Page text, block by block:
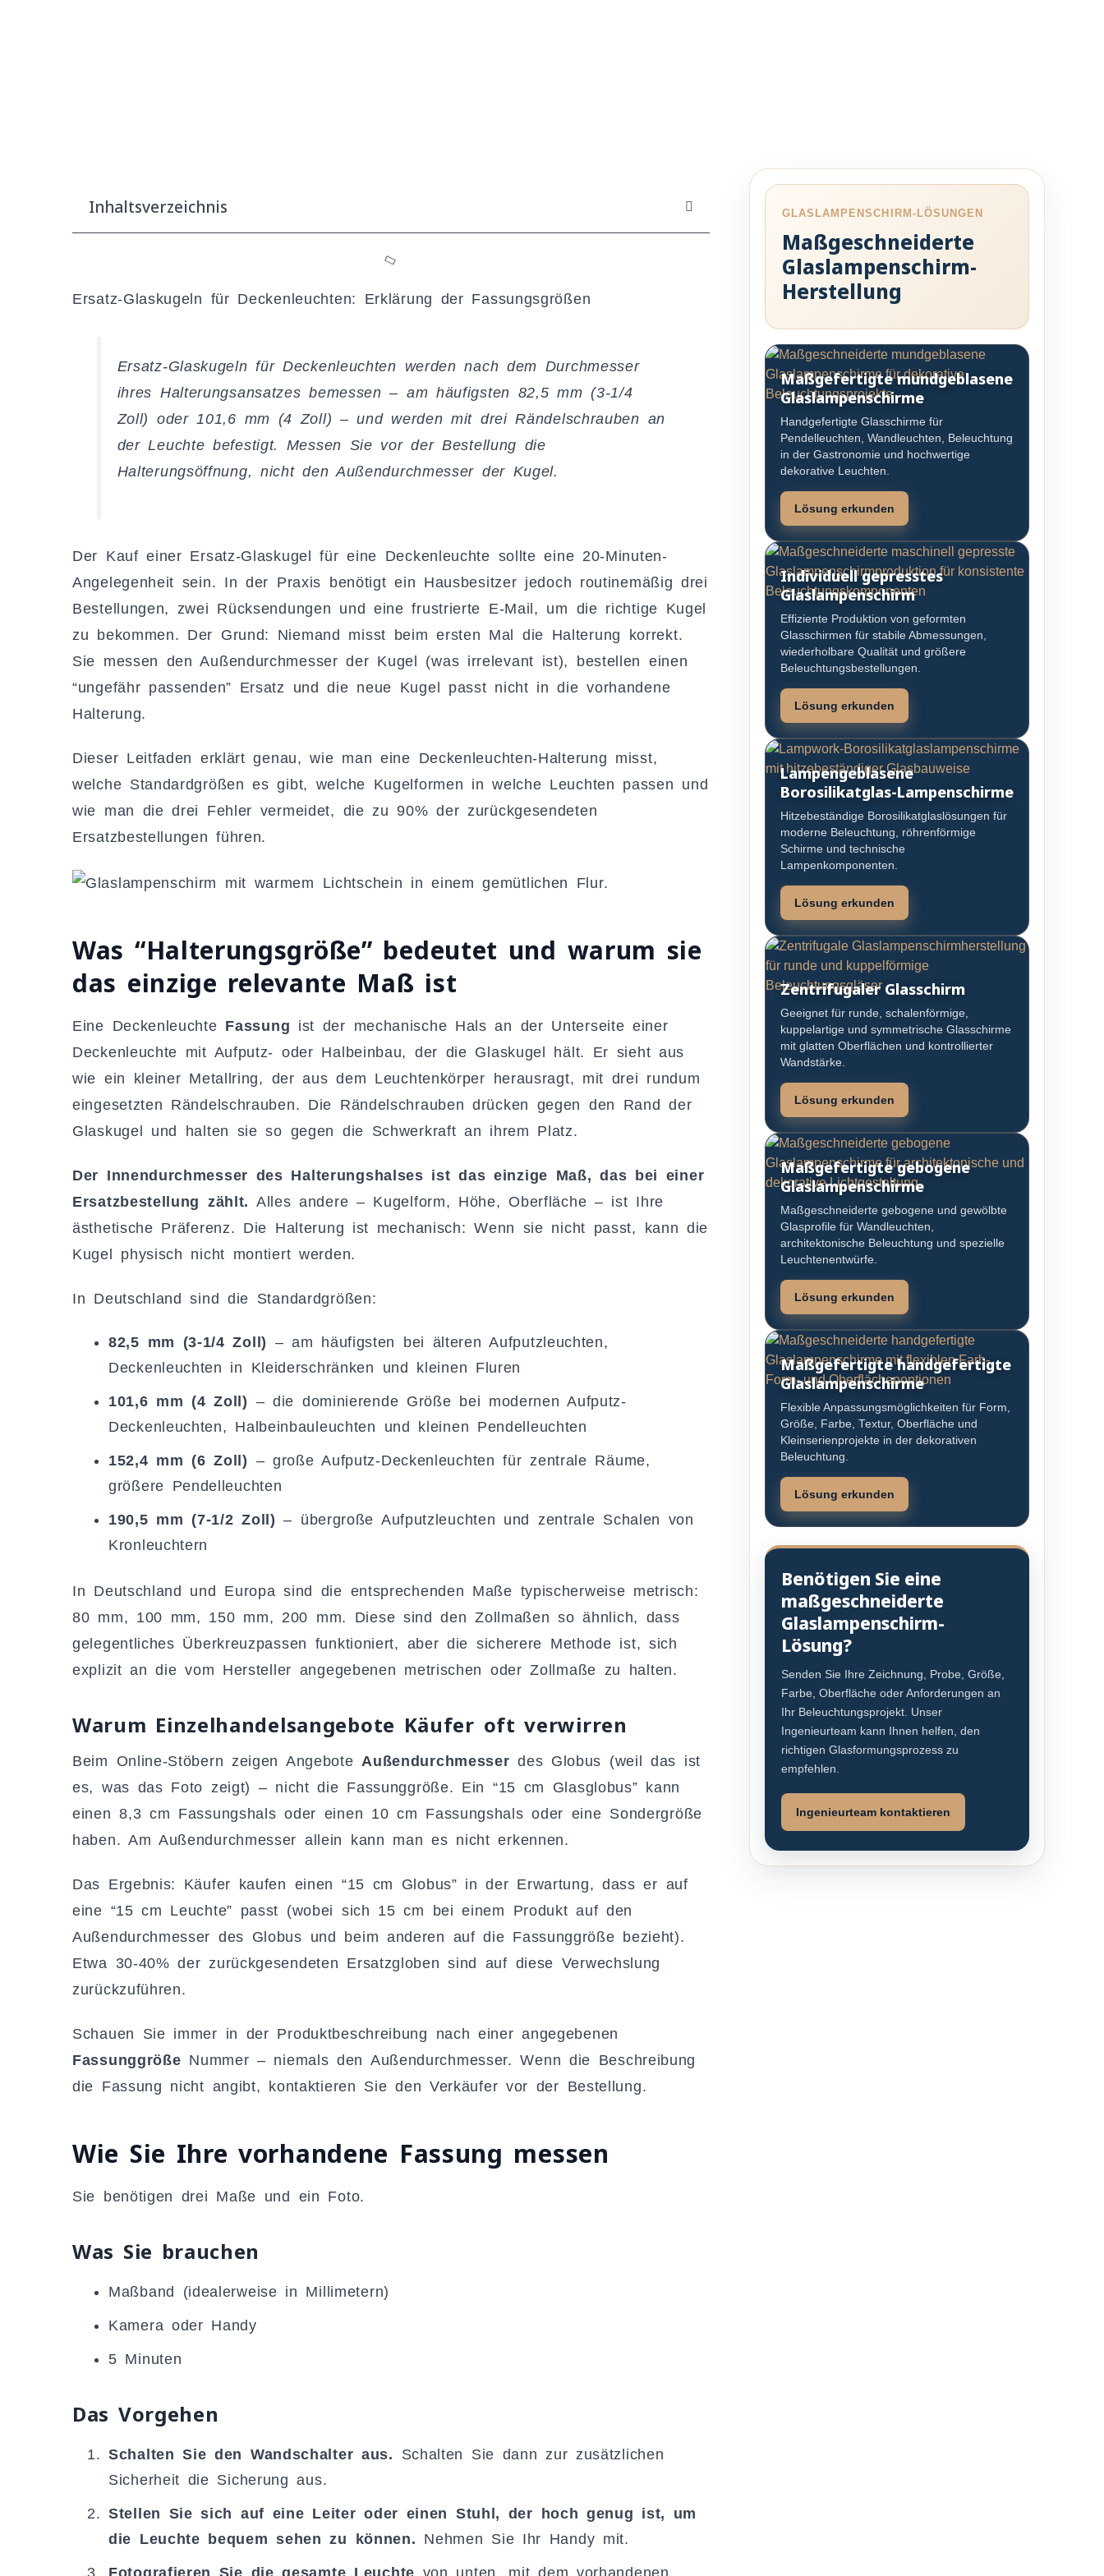
Inhaltsverzeichnis
Ersatz-Glaskugeln für Deckenleuchten: Erklärung der Fassungsgrößen
Ersatz-Glaskugeln für Deckenleuchten werden nach dem Durchmesser
ihres Halterungsansatzes bemessen – am häufigsten 82,5 mm (3-1/4
Zoll) oder 101,6 mm (4 Zoll) – und werden mit drei Rändelschrauben an
der Leuchte befestigt. Messen Sie vor der Bestellung die
Halterungsöffnung, nicht den Außendurchmesser der Kugel.
Der Kauf einer Ersatz-Glaskugel für eine Deckenleuchte sollte eine 20-Minuten-
Angelegenheit sein. In der Praxis benötigt ein Hausbesitzer jedoch routinemäßig drei
Bestellungen, zwei Rücksendungen und eine frustrierte E-Mail, um die richtige Kugel
zu bekommen. Der Grund: Niemand misst beim ersten Mal die Halterung korrekt.
Sie messen den Außendurchmesser der Kugel (was irrelevant ist), bestellen einen
“ungefähr passenden” Ersatz und die neue Kugel passt nicht in die vorhandene
Halterung.
Dieser Leitfaden erklärt genau, wie man eine Deckenleuchten-Halterung misst,
welche Standardgrößen es gibt, welche Kugelformen in welche Leuchten passen und
wie man die drei Fehler vermeidet, die zu 90% der zurückgesendeten
Ersatzbestellungen führen.
Was “Halterungsgröße” bedeutet und warum sie
das einzige relevante Maß ist
Eine Deckenleuchte Fassung ist der mechanische Hals an der Unterseite einer
Deckenleuchte mit Aufputz- oder Halbeinbau, der die Glaskugel hält. Er sieht aus
wie ein kleiner Metallring, der aus dem Leuchtenkörper herausragt, mit drei rundum
eingesetzten Rändelschrauben. Die Rändelschrauben drücken gegen den Rand der
Glaskugel und halten sie so gegen die Schwerkraft an ihrem Platz.
Der Innendurchmesser des Halterungshalses ist das einzige Maß, das bei einer
Ersatzbestellung zählt. Alles andere – Kugelform, Höhe, Oberfläche – ist Ihre
ästhetische Präferenz. Die Halterung ist mechanisch: Wenn sie nicht passt, kann die
Kugel physisch nicht montiert werden.
In Deutschland sind die Standardgrößen:
82,5 mm (3-1/4 Zoll) – am häufigsten bei älteren Aufputzleuchten,
Deckenleuchten in Kleiderschränken und kleinen Fluren
101,6 mm (4 Zoll) – die dominierende Größe bei modernen Aufputz-
Deckenleuchten, Halbeinbauleuchten und kleinen Pendelleuchten
152,4 mm (6 Zoll) – große Aufputz-Deckenleuchten für zentrale Räume,
größere Pendelleuchten
190,5 mm (7-1/2 Zoll) – übergroße Aufputzleuchten und zentrale Schalen von
Kronleuchtern
In Deutschland und Europa sind die entsprechenden Maße typischerweise metrisch:
80 mm, 100 mm, 150 mm, 200 mm. Diese sind den Zollmaßen so ähnlich, dass
gelegentliches Überkreuzpassen funktioniert, aber die sicherere Methode ist, sich
explizit an die vom Hersteller angegebenen metrischen oder Zollmaße zu halten.
Warum Einzelhandelsangebote Käufer oft verwirren
Beim Online-Stöbern zeigen Angebote Außendurchmesser des Globus (weil das ist
es, was das Foto zeigt) – nicht die Fassunggröße. Ein “15 cm Glasglobus” kann
einen 8,3 cm Fassungshals oder einen 10 cm Fassungshals oder eine Sondergröße
haben. Am Außendurchmesser allein kann man es nicht erkennen.
Das Ergebnis: Käufer kaufen einen “15 cm Globus” in der Erwartung, dass er auf
eine “15 cm Leuchte” passt (wobei sich 15 cm bei einem Produkt auf den
Außendurchmesser des Globus und beim anderen auf die Fassunggröße bezieht).
Etwa 30-40% der zurückgesendeten Ersatzgloben sind auf diese Verwechslung
zurückzuführen.
Schauen Sie immer in der Produktbeschreibung nach einer angegebenen
Fassunggröße Nummer – niemals den Außendurchmesser. Wenn die Beschreibung
die Fassung nicht angibt, kontaktieren Sie den Verkäufer vor der Bestellung.
Wie Sie Ihre vorhandene Fassung messen
Sie benötigen drei Maße und ein Foto.
Was Sie brauchen
Maßband (idealerweise in Millimetern)
Kamera oder Handy
5 Minuten
Das Vorgehen
Schalten Sie den Wandschalter aus. Schalten Sie dann zur zusätzlichen
Sicherheit die Sicherung aus.
Stellen Sie sich auf eine Leiter oder einen Stuhl, der hoch genug ist, um
die Leuchte bequem sehen zu können. Nehmen Sie Ihr Handy mit.
Fotografieren Sie die gesamte Leuchte von unten, mit dem vorhandenen
GLASLAMPENSCHIRM-LÖSUNGEN
Maßgeschneiderte
Glaslampenschirm-
Herstellung
Maßgefertigte mundgeblasene
Glaslampenschirme
Handgefertigte Glasschirme für
Pendelleuchten, Wandleuchten, Beleuchtung
in der Gastronomie und hochwertige
dekorative Leuchten.
Lösung erkunden
Individuell gepresstes
Glaslampenschirm
Effiziente Produktion von geformten
Glasschirmen für stabile Abmessungen,
wiederholbare Qualität und größere
Beleuchtungsbestellungen.
Lösung erkunden
Lampengeblasene
Borosilikatglas-Lampenschirme
Hitzebeständige Borosilikatglaslösungen für
moderne Beleuchtung, röhrenförmige
Schirme und technische
Lampenkomponenten.
Lösung erkunden
Zentrifugaler Glasschirm
Geeignet für runde, schalenförmige,
kuppelartige und symmetrische Glasschirme
mit glatten Oberflächen und kontrollierter
Wandstärke.
Lösung erkunden
Maßgefertigte gebogene
Glaslampenschirme
Maßgeschneiderte gebogene und gewölbte
Glasprofile für Wandleuchten,
architektonische Beleuchtung und spezielle
Leuchtenentwürfe.
Lösung erkunden
Maßgefertigte handgefertigte
Glaslampenschirme
Flexible Anpassungsmöglichkeiten für Form,
Größe, Farbe, Textur, Oberfläche und
Kleinserienprojekte in der dekorativen
Beleuchtung.
Lösung erkunden
Benötigen Sie eine
maßgeschneiderte
Glaslampenschirm-
Lösung?
Senden Sie Ihre Zeichnung, Probe, Größe,
Farbe, Oberfläche oder Anforderungen an
Ihr Beleuchtungsprojekt. Unser
Ingenieurteam kann Ihnen helfen, den
richtigen Glasformungsprozess zu
empfehlen.
Ingenieurteam kontaktieren